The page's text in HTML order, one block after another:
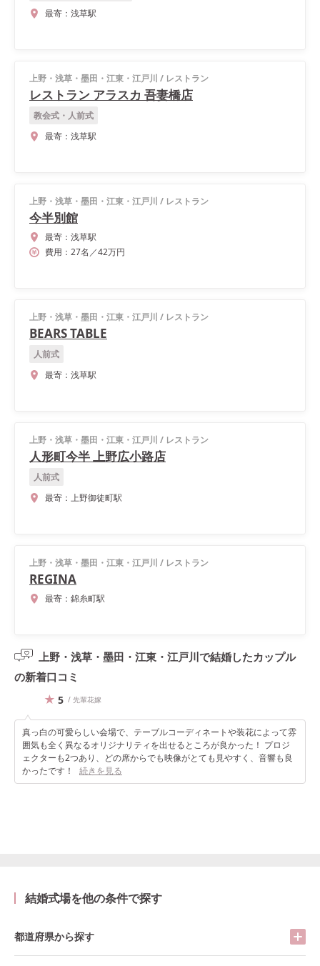
最寄： 浅草駅
上野・浅草・墨田・江東・江戸川 / レストラン
レストラン アラスカ 吾妻橋店
教会式・人前式
最寄： 浅草駅
上野・浅草・墨田・江東・江戸川 / レストラン
今半別館
最寄： 浅草駅
費用： 27名 ／42万円
上野・浅草・墨田・江東・江戸川 / レストラン
BEARS TABLE
人前式
最寄： 浅草駅
上野・浅草・墨田・江東・江戸川 / レストラン
人形町今半 上野広小路店
人前式
最寄： 上野御徒町駅
上野・浅草・墨田・江東・江戸川 / レストラン
REGINA
最寄： 錦糸町駅
上野・浅草・墨田・江東・江戸川で結婚したカップル
の新着口コミ
5 / 先輩花嫁
真っ白の可愛らしい会場で、テーブルコーディネートや装花によって雰
囲気も全く異なるオリジナリティを出せるところが良かった！ プロジ
ェクターも2つあり、どの席からでも映像がとても見やすく、音響も良
かったです！
続きを見る
結婚式場を他の条件で探す
都道府県から探す